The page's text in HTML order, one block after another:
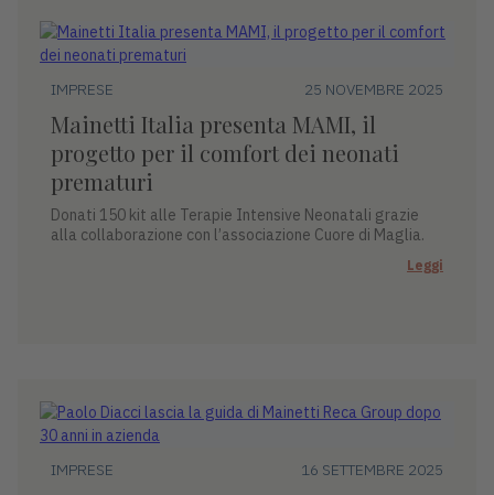
IMPRESE 25 NOVEMBRE 2025
Mainetti Italia presenta MAMI, il
progetto per il comfort dei neonati
prematuri
Donati 150 kit alle Terapie Intensive Neonatali grazie
alla collaborazione con l’associazione Cuore di Maglia.
Leggi
IMPRESE 16 SETTEMBRE 2025